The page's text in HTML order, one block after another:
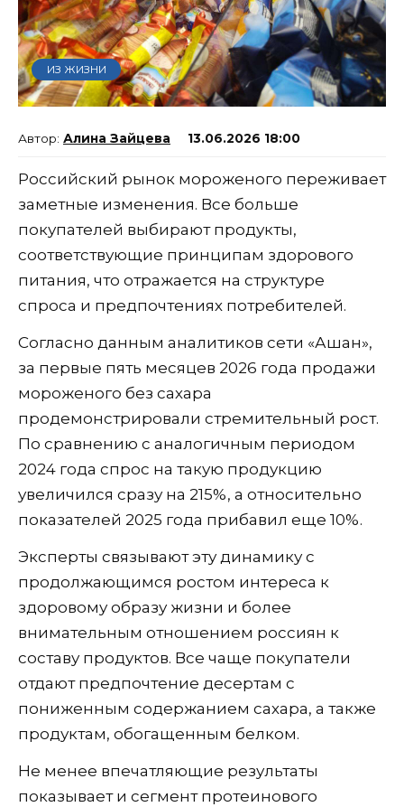
ИЗ ЖИЗНИ
Алина Зайцева 13.06.2026 18:00
Российский рынок мороженого переживает
заметные изменения. Все больше
покупателей выбирают продукты,
соответствующие принципам здорового
питания, что отражается на структуре
спроса и предпочтениях потребителей.
Согласно данным аналитиков сети «Ашан»,
за первые пять месяцев 2026 года продажи
мороженого без сахара
продемонстрировали стремительный рост.
По сравнению с аналогичным периодом
2024 года спрос на такую продукцию
увеличился сразу на 215%, а относительно
показателей 2025 года прибавил еще 10%.
Эксперты связывают эту динамику с
продолжающимся ростом интереса к
здоровому образу жизни и более
внимательным отношением россиян к
составу продуктов. Все чаще покупатели
отдают предпочтение десертам с
пониженным содержанием сахара, а также
продуктам, обогащенным белком.
Не менее впечатляющие результаты
показывает и сегмент протеинового